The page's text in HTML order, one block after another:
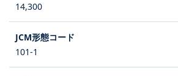
14,300
101-1